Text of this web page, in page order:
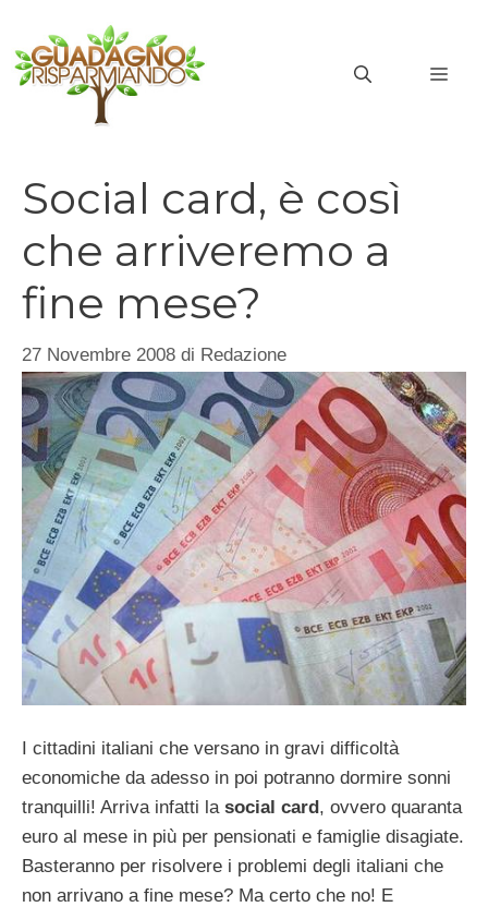
contenuto
Social card, è così
che arriveremo a
fine mese?
27 Novembre 2008 di Redazione
I cittadini italiani che versano in gravi difficoltà
economiche da adesso in poi potranno dormire sonni
tranquilli! Arriva infatti la social card, ovvero quaranta
euro al mese in più per pensionati e famiglie disagiate.
Basteranno per risolvere i problemi degli italiani che
non arrivano a fine mese? Ma certo che no! E